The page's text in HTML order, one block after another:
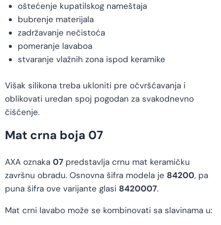
oštećenje kupatilskog nameštaja
bubrenje materijala
zadržavanje nečistoća
pomeranje lavaboa
stvaranje vlažnih zona ispod keramike
Višak silikona treba ukloniti pre očvršćavanja i
oblikovati uredan spoj pogodan za svakodnevno
čišćenje.
Mat crna boja 07
AXA oznaka 07 predstavlja crnu mat keramičku
završnu obradu. Osnovna šifra modela je 84200, pa
puna šifra ove varijante glasi 8420007.
Mat crni lavabo može se kombinovati sa slavinama u: